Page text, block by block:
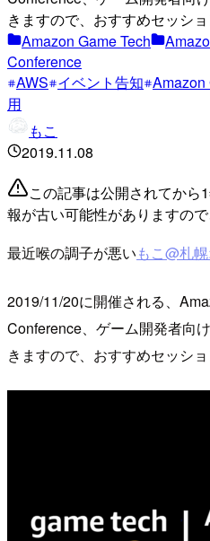
きますので、おすすめセッシ
Amazon Game Tech
Conference
AWS イベント告知 Amazon
用
もこ
2019.11.08
この記事は公開されてから
報が古い可能性がありますので
最近喉の調子が悪いもこ@札
2019/11/20に開催される、
Conference、ゲーム開発者向
きますので、おすすめセッシ